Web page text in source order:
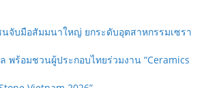
นจับมือสัมมนาใหญ่ ยกระดับอุตสาหกรรมเซรา
พร้อมชวนผู้ประกอบไทยร่วมงาน “Ceramics